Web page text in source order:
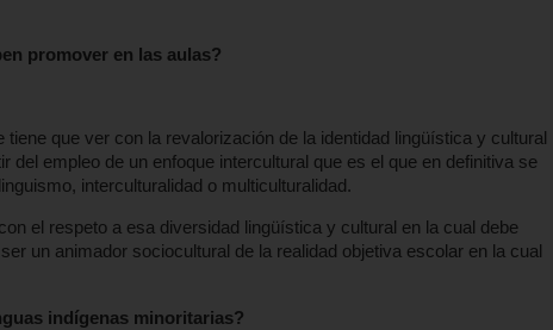
promover en las aulas?
que ver con la revalorización de la identidad lingüística y cultural
del empleo de un enfoque intercultural que es el que en definitiva se
interculturalidad o multiculturalidad.
el respeto a esa diversidad lingüística y cultural en la cual debe
un animador sociocultural de la realidad objetiva escolar en la cual
indígenas minoritarias?